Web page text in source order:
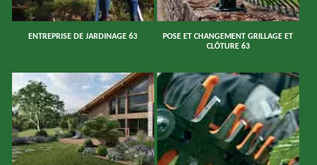
ENTREPRISE DE JARDINAGE 63
POSE ET CHANGEMENT GRILLAGE ET
CLÔTURE 63